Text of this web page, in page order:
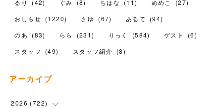
るり
(42) ぐみ (8) ちはな (11) めめこ (27)
おしらせ (1220) さゆ (67) あるて (94)
のあ
(83) らら (231) りっく (584) ゲスト (6)
スタッフ
(49) スタッフ紹介 (8)
アーカイブ
2026 (722)